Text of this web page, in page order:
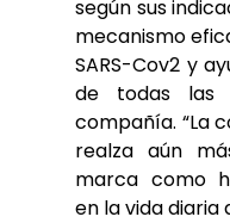
según sus
mecanismo
SARS-Cov2 y
de todas las
compañía. “La
realza aún
marca como
en la vida diaria